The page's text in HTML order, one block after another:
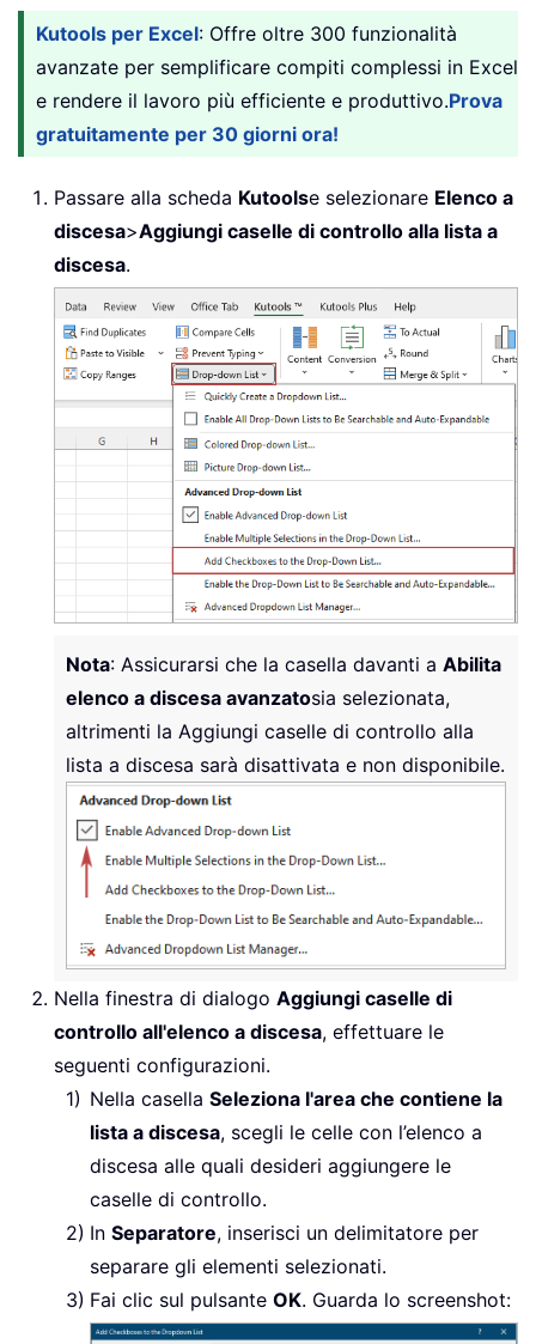
Kutools per Excel: Offre oltre 300 funzionalità
avanzate per semplificare compiti complessi in Excel
e rendere il lavoro più efficiente e produttivo.Prova
gratuitamente per 30 giorni ora!
Passare alla scheda Kutoolse selezionare Elenco a
discesa>Aggiungi caselle di controllo alla lista a
discesa.
Nota: Assicurarsi che la casella davanti a Abilita
elenco a discesa avanzatosia selezionata,
altrimenti la Aggiungi caselle di controllo alla
lista a discesa sarà disattivata e non disponibile.
Nella finestra di dialogo Aggiungi caselle di
controllo all'elenco a discesa, effettuare le
seguenti configurazioni.
Nella casella Seleziona l'area che contiene la
lista a discesa, scegli le celle con l’elenco a
discesa alle quali desideri aggiungere le
caselle di controllo.
In Separatore, inserisci un delimitatore per
separare gli elementi selezionati.
Fai clic sul pulsante OK. Guarda lo screenshot: